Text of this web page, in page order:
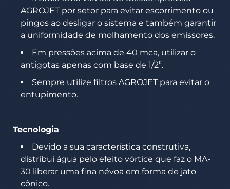
AGROJET por setor para evitar escorrimento ou
pingos ao desligar o sistema e também garantir
a uniformidade de molhamento dos emissores.
Em pressões acima de 40 mca, utilizar o
antigotas apenas com base de 1/2”.
Sempre utilize filtros AGROJET para evitar o
entupimento.
Tecnologia
Devido a sua característica construtiva,
distribui água pelo efeito vórtice que faz o MA-
30 liberar uma fina névoa em forma de jato
cônico.